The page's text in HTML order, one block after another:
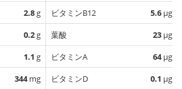
2.8g
0.2g
1.1 g
344mg
ビタミンB12
5.6 µg
葉酸
23 µg
ビタミンA
64µg
ビタミンD
0.1 µg